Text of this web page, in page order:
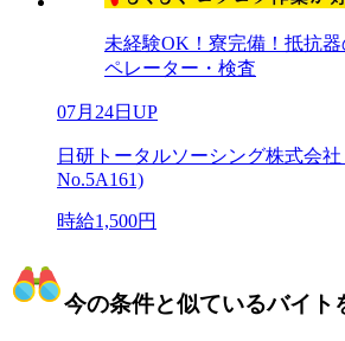
未経験OK！寮完備！抵抗
ペレーター・検査
07月24日UP
日研トータルソーシング株式会
No.5A161)
時給1,500円
今の条件と似ているバイト